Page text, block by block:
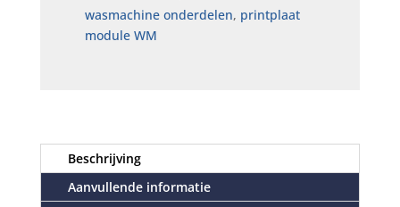
wasmachine onderdelen, printplaat
module WM
Beschrijving
Aanvullende informatie